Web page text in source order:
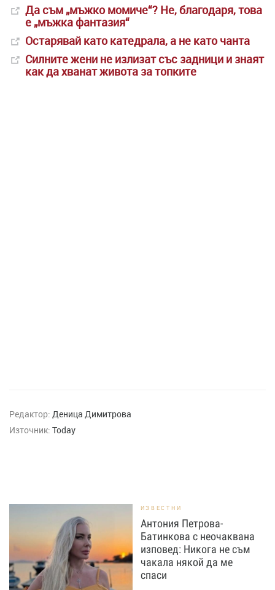
Да съм „мъжко момиче“? Не, благодаря, това
е „мъжка фантазия“
Остарявай като катедрала, а не като чанта
Силните жени не излизат със задници и знаят
как да хванат живота за топките
Редактор: Деница Димитрова
Източник: Today
ИЗВЕСТНИ
Антония Петрова-
Батинкова с неочаквана
изповед: Никога не съм
чакала някой да ме
спаси